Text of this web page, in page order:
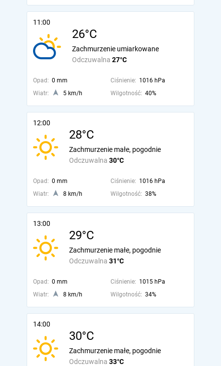
11:00
26°C
Odczuwalna 27°C
Zachmurzenie umiarkowane
Opad: 0 mm Ciśnienie: 1016 hPa
Wiatr:
5 km/h Wilgotność: 40%
12:00
28°C
Odczuwalna 30°C
Zachmurzenie małe, pogodnie
Opad: 0 mm Ciśnienie: 1016 hPa
Wiatr:
8 km/h Wilgotność: 38%
13:00
29°C
Odczuwalna 31°C
Zachmurzenie małe, pogodnie
Opad: 0 mm Ciśnienie: 1015 hPa
Wiatr:
8 km/h Wilgotność: 34%
14:00
30°C
Odczuwalna 33°C
Zachmurzenie małe, pogodnie